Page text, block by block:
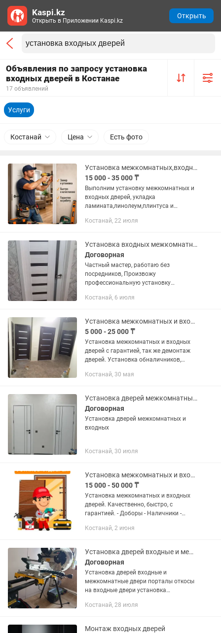
Объявления по запросу установка
входных дверей в Костанае
17 объявлений
Услуги
Костанай Цена Есть фото
Установка межкомнатных,входных дверей
15 000 - 35 000 ₸
Выполним установку межкомнатных и
входных дверей, укладка
ламината,линолеум,плинтуса и
Костанай, 22 июля
Установка входных межкомнатных дверей
Договорная
Частный мастер, работаю без
посредников, Произвожу
профессиональную установку
дверей всех видов в Костанай и
Профессиональные навыки, опыт и...
Костанай, 6 июля
Установка межкомнатных и входных дверей.
5 000 - 25 000 ₸
Установка межкомнатных и входных
дверей с гарантией, так же демонтаж
дверей. Установка обналичников,
Костанай, 30 мая
Установка дверей межкомнатных и входных...
Договорная
Установка дверей межкомнатных и
входных
Костанай, 30 июля
Установка межкомнатных и входных дверей
15 000 - 50 000 ₸
Установка межкомнатных и входных
дверей. Качественно, быстро, с
гарантией. - Доборы - Наличники -
Установка доводчиков - Установка
Костанай, 2 июня
Установка дверей входные и межкомнатные двери
Договорная
Установка дверей входные и
межкомнатные двери порталы откосы
на входные двери установка
плинтусов напольных врезка
установка дверей любой...
Костанай, 28 июля
Монтаж входных дверей
Kaspi.kz
Открыть в Приложении Kaspi.kz
Открыть